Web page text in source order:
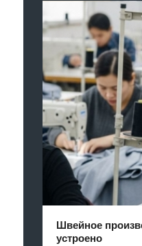
Швейное
устроено